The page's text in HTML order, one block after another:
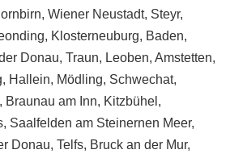
, Wiener Neustadt, Steyr,
, Klosterneuburg, Baden,
Donau, Traun, Leoben, Amstetten,
, Hallein, Mödling, Schwechat,
, Braunau am Inn, Kitzbühel ,
, Saalfelden am Steinernen Meer,
Donau, Telfs, Bruck an der Mur,